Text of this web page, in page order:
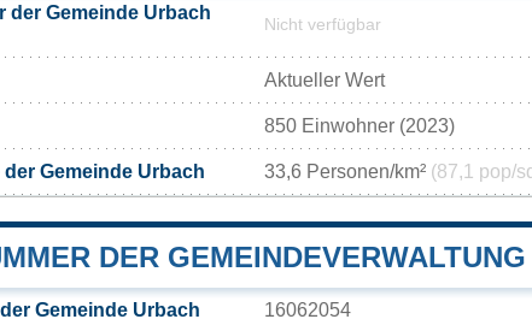
der Gemeinde Urbach
Nicht verfügbar
Aktueller Wert
850 Einwohner (2023)
Gemeinde Urbach 33,6 Personen/km² (87,1 pop/
DER
Gemeinde Urbach 16062054